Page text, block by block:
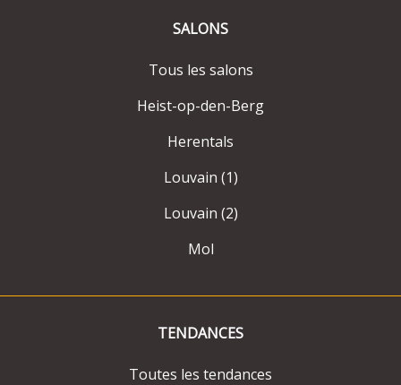
SALONS
Tous les salons
Heist-op-den-Berg
Herentals
Louvain (1)
Louvain (2)
Mol
TENDANCES
Toutes les tendances